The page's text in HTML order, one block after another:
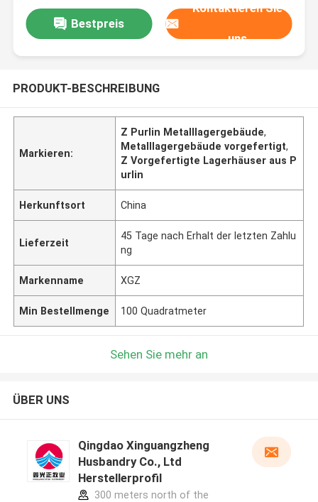
Bestpreis
Kontaktieren Sie
uns
PRODUKT-BESCHREIBUNG
Markieren:
Z Purlin Metalllagergebäude,
Metalllagergebäude vorgefertigt,
Z Vorgefertigte Lagerhäuser aus P
urlin
Herkunftsort China
Lieferzeit
45 Tage nach Erhalt der letzten Zahlu
ng
Markenname XGZ
Min Bestellmenge 100 Quadratmeter
Sehen Sie mehr an
ÜBER UNS
Qingdao Xinguangzheng
Husbandry Co., Ltd
Herstellerprofil
300 meters north of the